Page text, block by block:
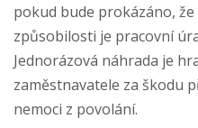
pokud bude prokázáno,
způsobilosti je pracovní
Jednorázová náhrada je
zaměstnavatele za škodu
nemoci z povolání.